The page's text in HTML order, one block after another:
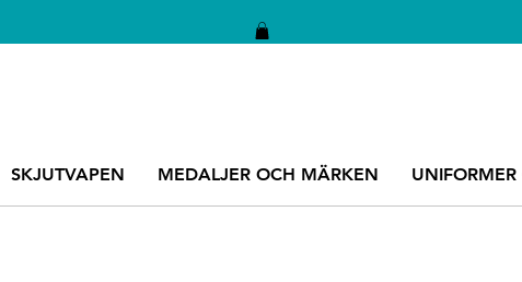
SKJUTVAPEN MEDALJER OCH MÄRKEN